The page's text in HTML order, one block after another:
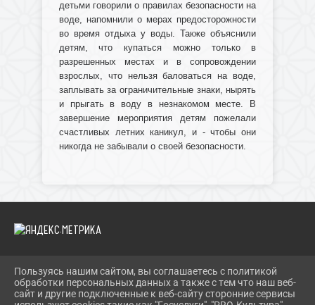
детьми говорили о правилах безопасности на
воде, напомнили о мерах предосторожности
во время отдыха у воды. Также объяснили
детям, что купаться можно только в
разрешенных местах и в сопровождении
взрослых, что нельзя баловаться на воде,
заплывать за ограничительные знаки, нырять
и прыгать в воду в незнакомом месте. В
завершение мероприятия детям пожелали
счастливых летних каникул, и - чтобы они
никогда не забывали о своей безопасности.
2026 Г. IBRBIB.RU
ВХОД
КАРТА САЙТА
Пользуясь нашим сайтом, вы соглашаетесь с политикой
обработки персональных данных а также с тем что наш веб-
сайт и другие подключенные к веб-сайту сторонние сервисы